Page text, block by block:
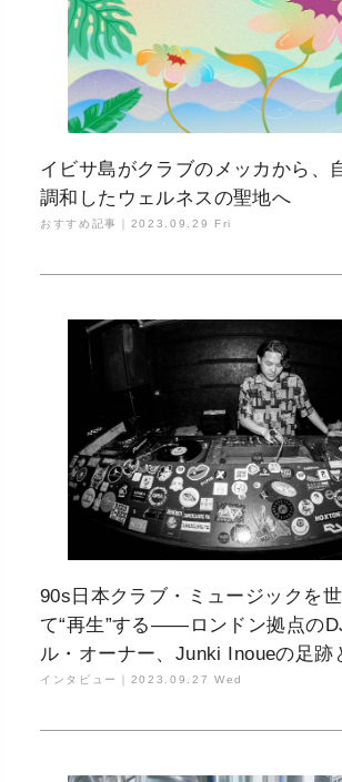
イビサ島がクラブのメッカから、
調和したウェルネスの聖地へ
おすすめ記事｜ 2023.09.29 Fri
90s日本クラブ・ミュージックを
て“再生”する——ロンドン拠点の
ル・オーナー、Junki Inoueの足跡
インタビュー｜ 2023.09.27 Wed